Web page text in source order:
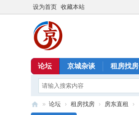
设为首页 收藏本站
论坛 京城杂谈 租房找房
» 论坛 › 租房找房 › 房东直租 ›